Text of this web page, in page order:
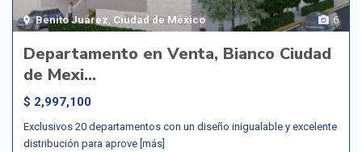
6
Benito Juárez Ciudad de México
Departamento en Venta, Bianco Ciudad
de Mexi...
$ 2,997,100
Exclusivos 20 departamentos con un diseño inigualable y excelente
distribución para aprove [más]